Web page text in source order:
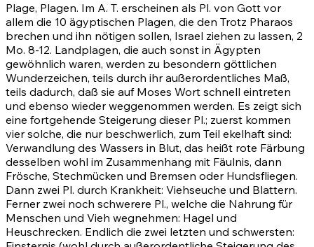
Plage, Plagen. Im A. T. erscheinen als Pl. von Gott vor
allem die 10 ägyptischen Plagen, die den Trotz Pharaos
brechen und ihn nötigen sollen, Israel ziehen zu lassen, 2
Mo. 8-12. Landplagen, die auch sonst in Ägypten
gewöhnlich waren, werden zu besondern göttlichen
Wunderzeichen, teils durch ihr außerordentliches Maß,
teils dadurch, daß sie auf Moses Wort schnell eintreten
und ebenso wieder weggenommen werden. Es zeigt sich
eine fortgehende Steigerung dieser Pl.; zuerst kommen
vier solche, die nur beschwerlich, zum Teil ekelhaft sind:
Verwandlung des Wassers in Blut, das heißt rote Färbung
desselben wohl im Zusammenhang mit Fäulnis, dann
Frösche, Stechmücken und Bremsen oder Hundsfliegen.
Dann zwei Pl. durch Krankheit: Viehseuche und Blattern.
Ferner zwei noch schwerere Pl., welche die Nahrung für
Menschen und Vieh wegnehmen: Hagel und
Heuschrecken. Endlich die zwei letzten und schwersten: